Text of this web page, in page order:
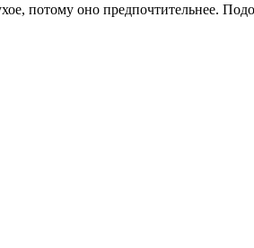
потому оно предпочтительнее.